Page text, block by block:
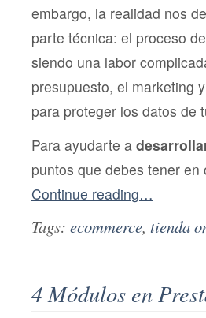
embargo, la realidad nos
parte técnica: el proceso
siendo una labor
presupuesto, el marketing
para proteger los datos de
Para ayudarte a
puntos que debes tener
Continue reading…
Tags: ecommerce, tienda
4 Módulos en